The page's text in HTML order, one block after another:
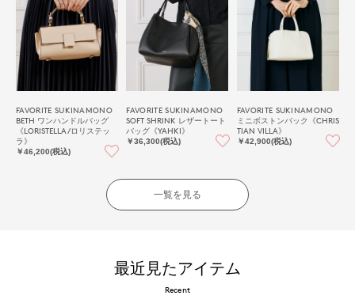
FAVORITE SUKINAMONO
BETH ワンハンドルバッグ
《LORISTELLA/ロリステッ
ラ》
￥46,200(税込)
FAVORITE SUKINAMONO
SOFT SHRINK レザートート
バッグ《YAHKI》
￥36,300(税込)
FAVORITE SUKINAMONO
ミニボストンバック《CHRIS
TIAN VILLA》
￥42,900(税込)
一覧を見る
最近見たアイテム
Recent